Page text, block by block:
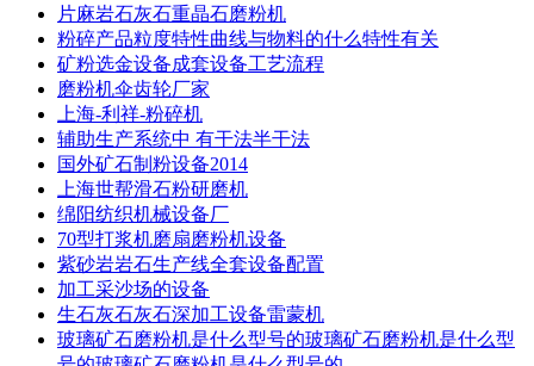
片麻岩石灰石重晶石磨粉机
粉碎产品粒度特性曲线与物料的什么特性有关
矿粉选金设备成套设备工艺流程
磨粉机伞齿轮厂家
上海-利祥-粉碎机
辅助生产系统中 有干法半干法
国外矿石制粉设备2014
上海世帮滑石粉研磨机
绵阳纺织机械设备厂
70型打浆机磨扇磨粉机设备
紫砂岩岩石生产线全套设备配置
加工采沙场的设备
生石灰石灰石深加工设备雷蒙机
玻璃矿石磨粉机是什么型号的玻璃矿石磨粉机是什么型